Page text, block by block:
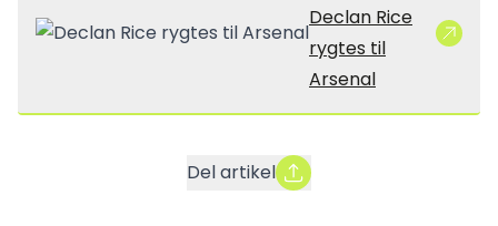
Declan Rice
rygtes til
Arsenal
Del artikel